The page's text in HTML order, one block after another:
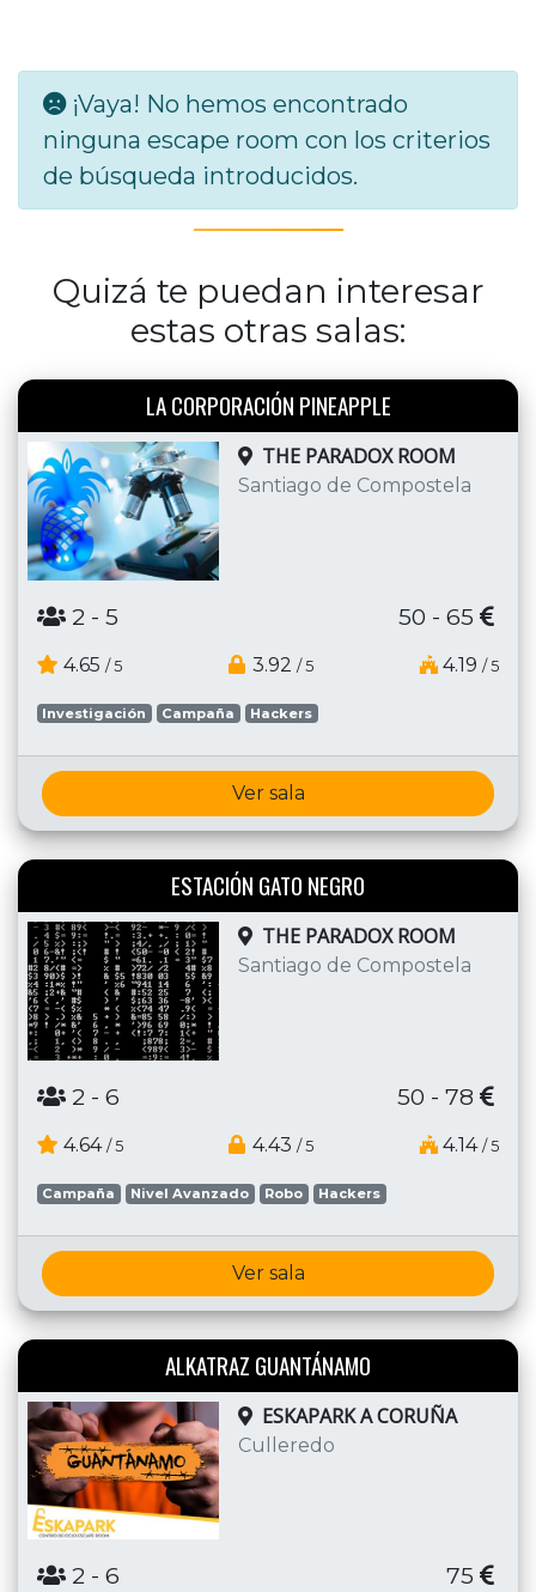
¡Vaya! No hemos encontrado
ninguna escape room con los criterios
de búsqueda introducidos.
Quizá te puedan interesar
estas otras salas:
LA CORPORACIÓN PINEAPPLE
THE PARADOX ROOM
Santiago de Compostela
2 - 5 50 - 65
4.65 / 5 3.92 / 5 4.19 / 5
Investigación Campaña Hackers
Ver sala
ESTACIÓN GATO NEGRO
THE PARADOX ROOM
Santiago de Compostela
2 - 6 50 - 78
4.64 / 5 4.43 / 5 4.14 / 5
Campaña Nivel Avanzado Robo Hackers
Ver sala
ALKATRAZ GUANTÁNAMO
ESKAPARK A CORUÑA
Culleredo
2 - 6 75